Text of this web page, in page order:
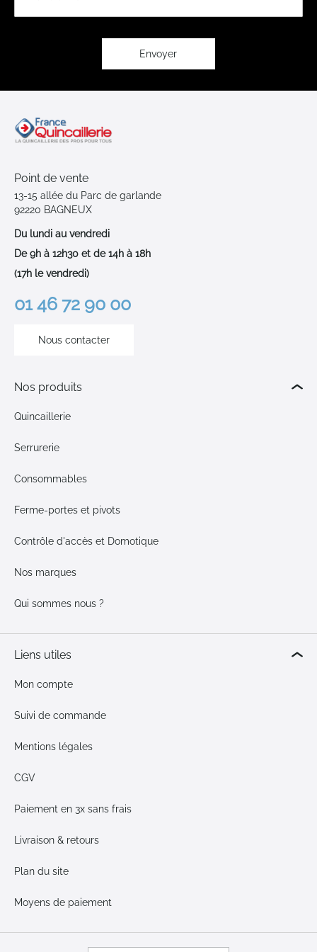
Envoyer
Point de vente
13-15 allée du Parc de garlande
92220 BAGNEUX
Du lundi au vendredi
De 9h à 12h30 et de 14h à 18h
(17h le vendredi)
01 46 72 90 00
Nous contacter
Nos produits
Quincaillerie
Serrurerie
Consommables
Ferme-portes et pivots
Contrôle d'accès et Domotique
Nos marques
Qui sommes nous ?
Liens utiles
Mon compte
Suivi de commande
Mentions légales
CGV
Paiement en 3x sans frais
Livraison & retours
Plan du site
Moyens de paiement